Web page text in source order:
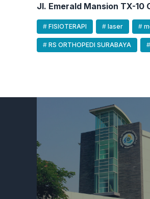
Jl. Emerald Mansion TX-10
FISIOTERAPI laser
RS ORTHOPEDI SURABAYA